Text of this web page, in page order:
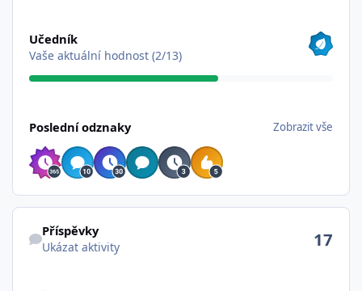
Učedník
Vaše aktuální hodnost (2/13)
Poslední odznaky Zobrazit vše
Ukázat aktivity
Příspěvky
Ukázat aktivity 17